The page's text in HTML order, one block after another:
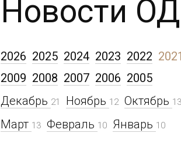
Новости
2026 2025 2024 2023 2022 2021
Декабрь 21 Ноябрь 12 Октябрь 13
Март 13 Февраль 10 Январь 10
2009 2008 2007 2006 2005